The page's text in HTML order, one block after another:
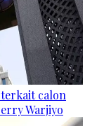
calon
Warjiyo